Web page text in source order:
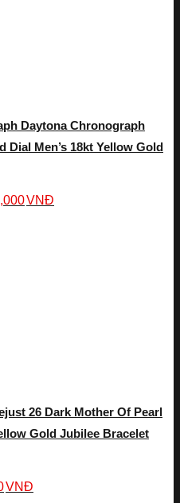
Daytona Chronograph
Dial Men’s 18kt Yellow Gold
VNĐ
26 Dark Mother Of Pearl
Gold Jubilee Bracelet
VNĐ